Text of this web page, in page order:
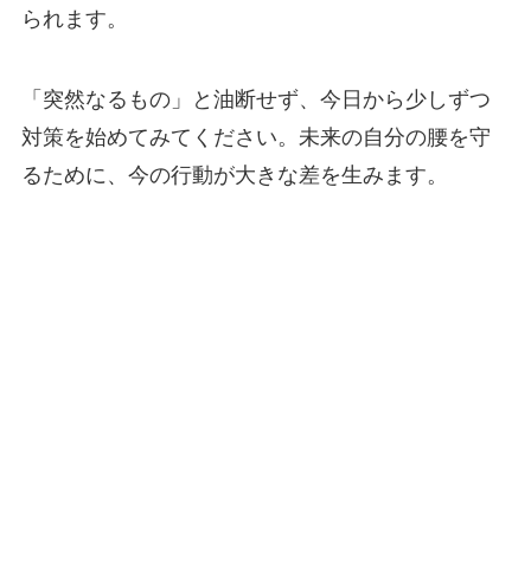
られます。
「突然なるもの」と油断せず、今日から少しずつ
対策を始めてみてください。未来の自分の腰を守
るために、今の行動が大きな差を生みます。